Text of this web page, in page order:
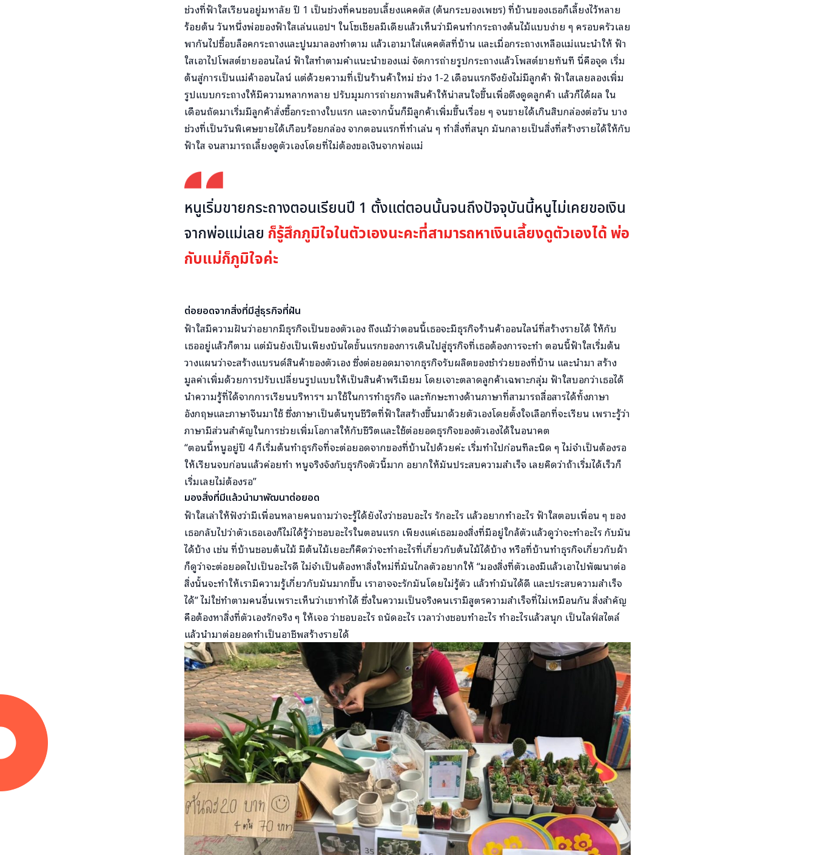
ช่วงที่ฟ้าใสเรียนอยู่มหาลัย ปี 1 เป็นช่วงที่คนชอบเลี้ยงแคคตัส (ต้นกระบองเพชร) ที่บ้านของเธอก็เลี้ยงไว้หลาย
ร้อยต้น วันหนึ่งพ่อของฟ้าใสเล่นแอปฯ ในโซเชียลมีเดียแล้วเห็นว่ามีคนทำกระถางต้นไม้แบบง่าย ๆ ครอบครัวเลย
พากันไปซื้อบล็อคกระถางและปูนมาลองทำตาม แล้วเอามาใส่แคคตัสที่บ้าน และเมื่อกระถางเหลือแม่แนะนำให้ ฟ้า
ใสเอาไปโพสต์ขายออนไลน์ ฟ้าใสทำตามคำแนะนำของแม่ จัดการถ่ายรูปกระถางแล้วโพสต์ขายทันที นี่คือจุด เริ่ม
ต้นสู่การเป็นแม่ค้าออนไลน์ แต่ด้วยความที่เป็นร้านค้าใหม่ ช่วง 1-2 เดือนแรกจึงยังไม่มีลูกค้า ฟ้าใสเลยลองเพิ่ม
รูปแบบกระถางให้มีความหลากหลาย ปรับมุมการถ่ายภาพสินค้าให้น่าสนใจขึ้นเพื่อดึงดูดลูกค้า แล้วก็ได้ผล ใน
เดือนถัดมาเริ่มมีลูกค้าสั่งซื้อกระถางใบแรก และจากนั้นก็มีลูกค้าเพิ่มขึ้นเรื่อย ๆ จนขายได้เกินสิบกล่องต่อวัน บาง
ช่วงที่เป็นวันพิเศษขายได้เกือบร้อยกล่อง จากตอนแรกที่ทำเล่น ๆ ทำสิ่งที่สนุก มันกลายเป็นสิ่งที่สร้างรายได้ให้กับ
ฟ้าใส จนสามารถเลี้ยงดูตัวเองโดยที่ไม่ต้องขอเงินจากพ่อแม่
หนูเริ่มขายกระถางตอนเรียนปี 1 ตั้งแต่ตอนนั้นจนถึงปัจจุบันนี้หนูไม่เคยขอเงิน
จากพ่อแม่เลย ก็รู้สึกภูมิใจในตัวเองนะคะที่สามารถหาเงินเลี้ยงดูตัวเองได้ พ่อ
กับแม่ก็ภูมิใจค่ะ
ต่อยอดจากสิ่งที่มีสู่ธุรกิจที่ฝัน
ฟ้าใสมีความฝันว่าอยากมีธุรกิจเป็นของตัวเอง ถึงแม้ว่าตอนนี้เธอจะมีธุรกิจร้านค้าออนไลน์ที่สร้างรายได้ ให้กับ
เธออยู่แล้วก็ตาม แต่มันยังเป็นเพียงบันไดขั้นแรกของการเดินไปสู่ธุรกิจที่เธอต้องการจะทำ ตอนนี้ฟ้าใสเริ่มต้น
วางแผนว่าจะสร้างแบรนด์สินค้าของตัวเอง ซึ่งต่อยอดมาจากธุรกิจรับผลิตของชำร่วยของที่บ้าน และนำมา สร้าง
มูลค่าเพิ่มด้วยการปรับเปลี่ยนรูปแบบให้เป็นสินค้าพรีเมียม โดยเจาะตลาดลูกค้าเฉพาะกลุ่ม ฟ้าใสบอกว่าเธอได้
นำความรู้ที่ได้จากการเรียนบริหารฯ มาใช้ในการทำธุรกิจ และทักษะทางด้านภาษาที่สามารถสื่อสารได้ทั้งภาษา
อังกฤษและภาษาจีนมาใช้ ซึ่งภาษาเป็นต้นทุนชีวิตที่ฟ้าใสสร้างขึ้นมาด้วยตัวเองโดยตั้งใจเลือกที่จะเรียน เพราะรู้ว่า
ภาษามีส่วนสำคัญในการช่วยเพิ่มโอกาสให้กับชีวิตและใช้ต่อยอดธุรกิจของตัวเองได้ในอนาคต
“ตอนนี้หนูอยู่ปี 4 ก็เริ่มต้นทำธุรกิจที่จะต่อยอดจากของที่บ้านไปด้วยค่ะ เริ่มทำไปก่อนทีละนิด ๆ ไม่จำเป็นต้องรอ
ให้เรียนจบก่อนแล้วค่อยทำ หนูจริงจังกับธุรกิจตัวนี้มาก อยากให้มันประสบความสำเร็จ เลยคิดว่าถ้าเริ่มได้เร็วก็
เริ่มเลยไม่ต้องรอ”
มองสิ่งที่มีแล้วนำมาพัฒนาต่อยอด
ฟ้าใสเล่าให้ฟังว่ามีเพื่อนหลายคนถามว่าจะรู้ได้ยังไงว่าชอบอะไร รักอะไร แล้วอยากทำอะไร ฟ้าใสตอบเพื่อน ๆ ของ
เธอกลับไปว่าตัวเธอเองก็ไม่ได้รู้ว่าชอบอะไรในตอนแรก เพียงแค่เธอมองสิ่งที่มีอยู่ใกล้ตัวแล้วดูว่าจะทำอะไร กับมัน
ได้บ้าง เช่น ที่บ้านชอบต้นไม้ มีต้นไม้เยอะก็คิดว่าจะทำอะไรที่เกี่ยวกับต้นไม้ได้บ้าง หรือที่บ้านทำธุรกิจเกี่ยวกับผ้า
ก็ดูว่าจะต่อยอดไปเป็นอะไรดี ไม่จำเป็นต้องหาสิ่งใหม่ที่มันไกลตัวอยากให้ “มองสิ่งที่ตัวเองมีแล้วเอาไปพัฒนาต่อ
สิ่งนั้นจะทำให้เรามีความรู้เกี่ยวกับมันมากขึ้น เราอาจจะรักมันโดยไม่รู้ตัว แล้วทำมันได้ดี และประสบความสำเร็จ
ได้” ไม่ใช่ทำตามคนอื่นเพราะเห็นว่าเขาทำได้ ซึ่งในความเป็นจริงคนเรามีสูตรความสำเร็จที่ไม่เหมือนกัน สิ่งสำคัญ
คือต้องหาสิ่งที่ตัวเองรักจริง ๆ ให้เจอ ว่าชอบอะไร ถนัดอะไร เวลาว่างชอบทำอะไร ทำอะไรแล้วสนุก เป็นไลฟ์สไตล์
แล้วนำมาต่อยอดทำเป็นอาชีพสร้างรายได้